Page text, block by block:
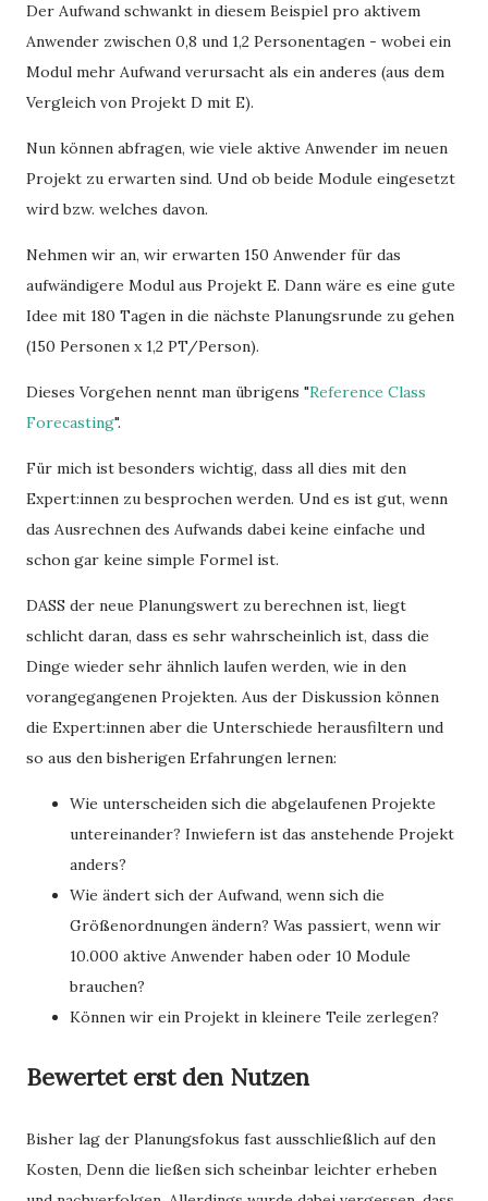
Der Aufwand schwankt in diesem Beispiel pro aktivem
Anwender zwischen 0,8 und 1,2 Personentagen - wobei ein
Modul mehr Aufwand verursacht als ein anderes (aus dem
Vergleich von Projekt D mit E).
Nun können abfragen, wie viele aktive Anwender im neuen
Projekt zu erwarten sind. Und ob beide Module eingesetzt
wird bzw. welches davon.
Nehmen wir an, wir erwarten 150 Anwender für das
aufwändigere Modul aus Projekt E. Dann wäre es eine gute
Idee mit 180 Tagen in die nächste Planungsrunde zu gehen
(150 Personen x 1,2 PT/Person).
Dieses Vorgehen nennt man übrigens "Reference Class
Forecasting".
Für mich ist besonders wichtig, dass all dies mit den
Expert:innen zu besprochen werden. Und es ist gut, wenn
das Ausrechnen des Aufwands dabei keine einfache und
schon gar keine simple Formel ist.
DASS der neue Planungswert zu berechnen ist, liegt
schlicht daran, dass es sehr wahrscheinlich ist, dass die
Dinge wieder sehr ähnlich laufen werden, wie in den
vorangegangenen Projekten. Aus der Diskussion können
die Expert:innen aber die Unterschiede herausfiltern und
so aus den bisherigen Erfahrungen lernen:
Wie unterscheiden sich die abgelaufenen Projekte
untereinander? Inwiefern ist das anstehende Projekt
anders?
Wie ändert sich der Aufwand, wenn sich die
Größenordnungen ändern? Was passiert, wenn wir
10.000 aktive Anwender haben oder 10 Module
brauchen?
Können wir ein Projekt in kleinere Teile zerlegen?
Bewertet erst den Nutzen
Bisher lag der Planungsfokus fast ausschließlich auf den
Kosten, Denn die ließen sich scheinbar leichter erheben